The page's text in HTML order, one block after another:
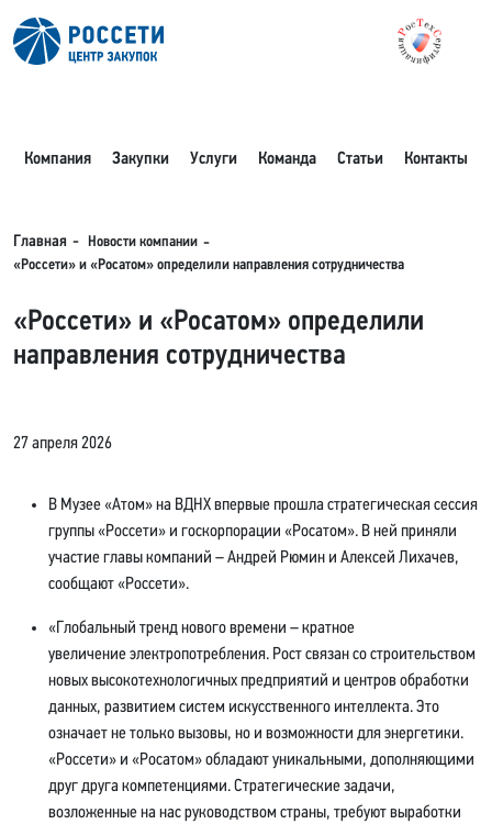
Компания Закупки Услуги Команда Статьи Контакты
Главная
Новости компании
«Россети» и «Росатом» определили направления сотрудничества
«Россети» и «Росатом» определили
направления сотрудничества
27 апреля 2026
В Музее «Атом» на ВДНХ впервые прошла стратегическая сессия
группы «Россети» и госкорпорации «Росатом». В ней приняли
участие главы компаний – Андрей Рюмин и Алексей Лихачев,
сообщают «Россети».
«Глобальный тренд нового времени – кратное
увеличение электропотребления. Рост связан со строительством
новых высокотехнологичных предприятий и центров обработки
данных, развитием систем искусственного интеллекта. Это
означает не только вызовы, но и возможности для энергетики.
«Россети» и «Росатом» обладают уникальными, дополняющими
друг друга компетенциями. Стратегические задачи,
возложенные на нас руководством страны, требуют выработки